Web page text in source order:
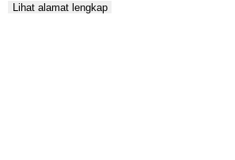
Lihat alamat lengkap